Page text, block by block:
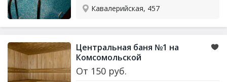
Кавалерийская, 457
Центральная баня №1 на
Комсомольской
От 150 руб.